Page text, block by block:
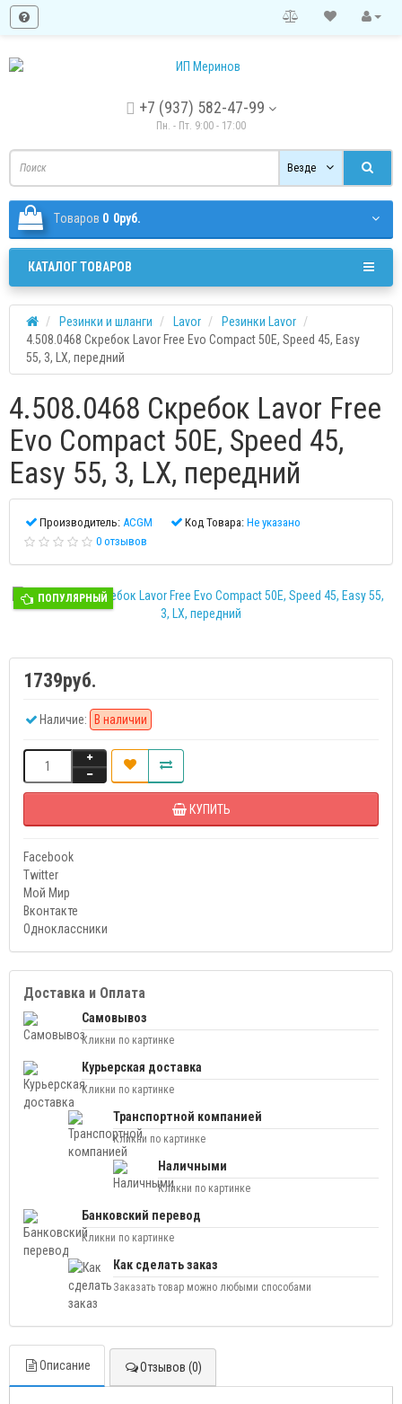
+7 (937) 582-47-99
Пн. - Пт. 9:00 - 17:00
Везде
Tоваров 0 0руб.
КАТАЛОГ ТОВАРОВ
Резинки и шланги Lavor
Резинки Lavor
4.508.0468 Скребок Lavor Free Evo Compact 50E, Speed 45, Easy
55, 3, LX, передний
4.508.0468 Скребок Lavor Free
Evo Compact 50E, Speed 45,
Easy 55, 3, LX, передний
Производитель: ACGM Код Товара: Не указано
0 отзывов
ПОПУЛЯРНЫЙ
1739руб.
Наличие: В наличии
КУПИТЬ
Facebook
Twitter
Мой Мир
Вконтакте
Одноклассники
Доставка и Оплата
Самовывоз
Кликни по картинке
Курьерская доставка
Кликни по картинке
Транспортной компанией
Кликни по картинке
Наличными
Кликни по картинке
Банковский перевод
Кликни по картинке
Как сделать заказ
Заказать товар можно любыми способами
Описание Отзывов (0)